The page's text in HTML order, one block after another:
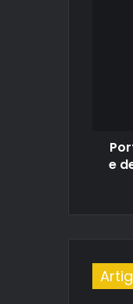
euros
quee